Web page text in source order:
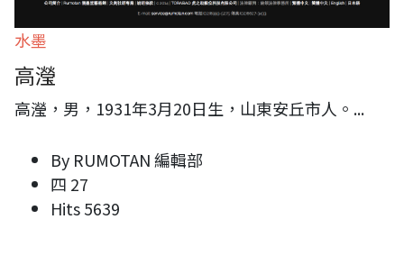
水墨
高瀅
高瀅，男，1931年3月20日生，山東安丘市人。 ...
By RUMOTAN 編輯部
四 27
Hits5639